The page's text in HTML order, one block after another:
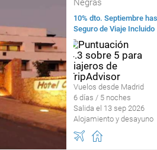
Negras
10% dto. Septiembre
Seguro de Viaje Incluido
Vuelos desde Madrid
6 días / 5 noches
Salida el 13 sep 2026
Alojamiento y desayuno